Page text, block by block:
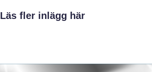
Läs fler inlägg här